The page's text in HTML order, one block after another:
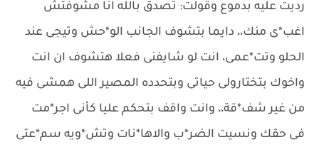
رديت عليه بدموع وقولت: تصدق بالله انا مشوفتش
اغب*ى منك،، دايما بتشوف الجانب الو*حش وتيجى عند
الحلو وتت*عمى، انت لو شايفنى فعلا هتشوف ان انت
واخوك بتختارولى حياتى وبتحدده المصير اللى همشى فيه
من غير شف*قة،، وانت واقف بتحكم عليا كأنى اجر*مت
فى حقك ونسيت الضر*ب والاها*نات وتش*ويه سم*عتى